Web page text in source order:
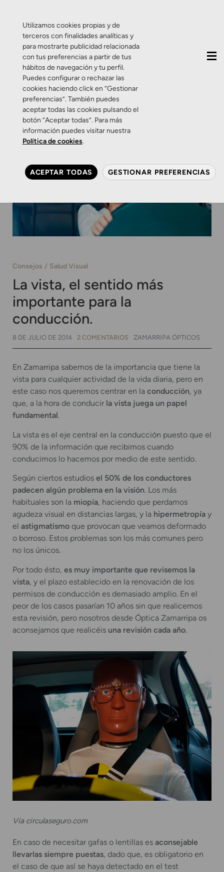
Consejos Salud Visual
La vista, el sentido más
importante para la
conducción.
8 DE JULIO DE 2014 2 COMENTARIOS ZAMARRIPA ÓPTICOS
En Zamarripa sabemos de la importancia que tiene la
vista para cualquier actividad de la vida diaria, pero en
este caso nos queremos centrar en la conducción, ya
que, a la hora de conducir la vista juega un papel
fundamental.
La vista es el eje central en la conducción puesto que el
90% de la información que recibimos cuando
conducimos lo hacemos por medio de este sentido.
Según ciertos estudios el 50% de los conductores
padecen algún problema en la visión. Los más
habituales son la miopía, haciendo que perdamos
agudeza visual en distancias largas, y la hipermetropía y
el astigmatismo que provocan que veamos deformado
o borroso. Estos problemas son los más comunes pero
no los únicos.
Por todo ésto, es muy importante que revisemos la
vista, y el plazo establecido en la renovación de los
permisos de conducción es demasiado amplio. En el
peor de los casos pasarían 10 años sin que realicemos
esta revisión, pero nosotros desde Óptica Zamarripa os
aconsejamos que realicéis una revisión cada año.
Vía circulaseguro.com
En caso de necesitar gafas o lentillas es aconsejable
llevarlas siempre puestas, dado que, es obligatorio en
el caso de que así se haya detectado en el test
Utilizamos cookies propias y de
terceros con finalidades analíticas y
para mostrarte publicidad relacionada
con tus preferencias a partir de tus
hábitos de navegación y tu perfil.
Puedes configurar o rechazar las
cookies haciendo click en “Gestionar
preferencias”. También puedes
aceptar todas las cookies pulsando el
botón “Aceptar todas”. Para más
información puedes visitar nuestra
Política de cookies.
ACEPTAR TODAS GESTIONAR PREFERENCIAS